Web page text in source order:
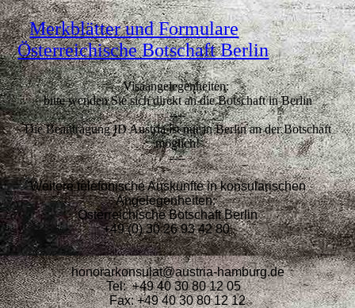
Merkblätter und Formulare
Österreichische Botschaft Berlin
Visaangelegenheiten:
bitte wenden Sie sich direkt an die Botschaft in Berlin
----
Die Beantragung ID Austria ist nur in Berlin an der Botschaft
möglich!
----
Weitere telefonische Auskünfte in konsularischen
Angelegenheiten:
Österreichische Botschaft Berlin
+49 (0) 30 26 93 42 80
honorarkonsulat@austria-hamburg.de
Tel: +49 40 30 80 12 05
Fax: +49 40 30 80 12 12